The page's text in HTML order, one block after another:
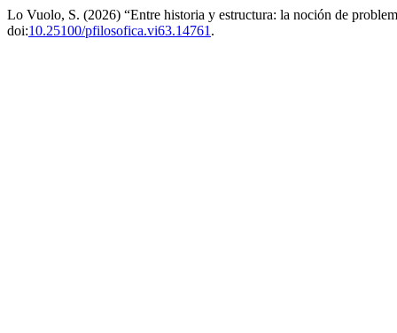
Lo Vuolo, S. (2026) “Entre historia y estructura: la noción de
doi:10.25100/pfilosofica.vi63.14761 .